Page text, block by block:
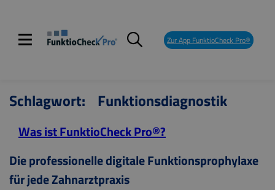
content
Zur App FunktioCheck Pro®
Schlagwort: Funktionsdiagnostik
Was ist FunktioCheck Pro®?
Die professionelle digitale Funktionsprophylaxe
für jede Zahnarztpraxis